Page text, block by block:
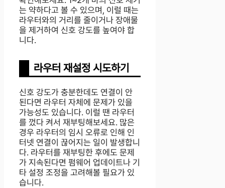
는 약하다고 볼 수 있으며, 이럴 때는
라우터와의 거리를 줄이거나 장애물
을 제거하여 신호 강도를 높여야 합
니다.
라우터 재설정 시도하기
신호 강도가 충분한데도 연결이 안
된다면 라우터 자체에 문제가 있을
가능성도 있습니다. 이럴 땐 라우터
를 껐다 켜서 재부팅해보세요. 많은
경우 라우터의 임시 오류로 인해 인
터넷 연결이 끊어지는 일이 발생합니
다. 라우터를 재부팅한 후에도 문제
가 지속된다면 펌웨어 업데이트나 기
타 설정 조정을 고려해볼 필요가 있
습니다.